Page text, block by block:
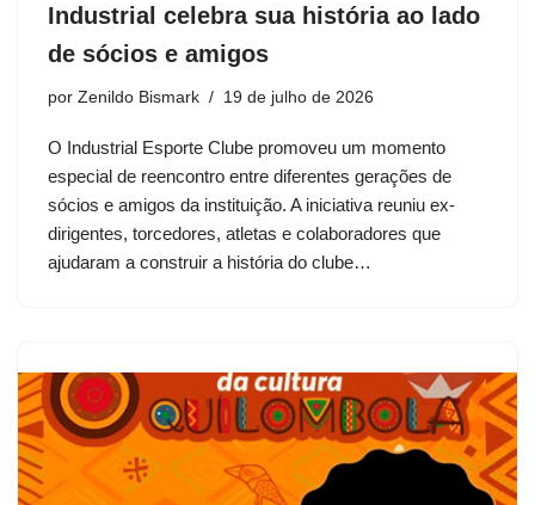
Industrial celebra sua história ao lado
de sócios e amigos
por Zenildo Bismark 19 de julho de 2026
O Industrial Esporte Clube promoveu um momento
especial de reencontro entre diferentes gerações de
sócios e amigos da instituição. A iniciativa reuniu ex-
dirigentes, torcedores, atletas e colaboradores que
ajudaram a construir a história do clube…